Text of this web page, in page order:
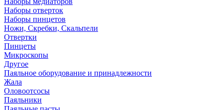
Наборы отверток
Наборы пинцетов
Ножи, Скребки, Скальпели
Отвертки
Пинцеты
Микроскопы
Другое
Паяльное оборудование и принадлежности
Жала
Оловоотсосы
Паяльники